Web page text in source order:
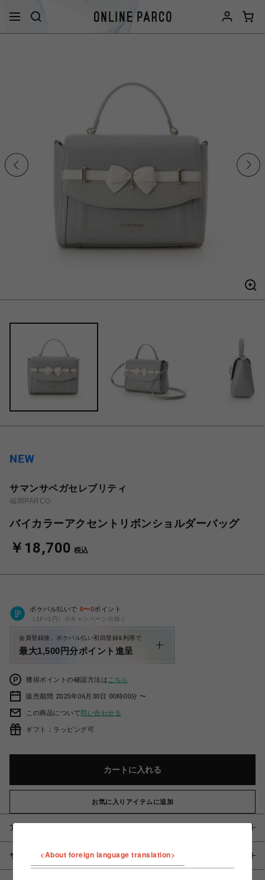
サマンサベガセレブリティ
福岡PARCO
バイカラーアクセントリボンショルダーバッグ
￥18,700 税込
ポケパル払いで 0〜0ポイント
（1P=1円）※キャンペーン分除く
会員登録後、ポケパル払い初回登録&利用で
最大1,500円分ポイント進呈
獲得ポイントの確認方法は こちら
販売期間 2025年06月30日 00時00分 〜
この商品について問い合わせる
ギフト：ラッピング可
カートに入れる
お気に入りアイテムに追加
アイテム説明 / 素材
サイズ <About foreign language translation>